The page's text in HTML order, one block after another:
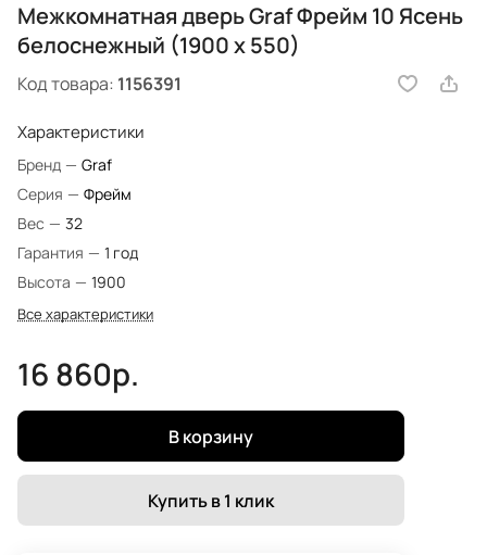
Межкомнатная дверь Graf Фрейм 10 Ясень
белоснежный (1900 х 550)
Код товара: 1156391
Характеристики
Бренд — Graf
Серия — Фрейм
Вес — 32
Гарантия — 1 год
Высота — 1900
Все характеристики
16 860р.
В корзину
Купить в 1 клик